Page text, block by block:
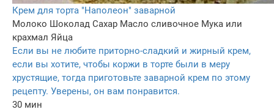
Крем для торта "Наполеон" заварной
Молоко Шоколад Сахар Масло сливочное Мука или
крахмал Яйца
Если вы не любите приторно-сладкий и жирный крем,
если вы хотите, чтобы коржи в торте были в меру
хрустящие, тогда приготовьте заварной крем по этому
рецепту. Уверены, он вам понравится.
30 мин